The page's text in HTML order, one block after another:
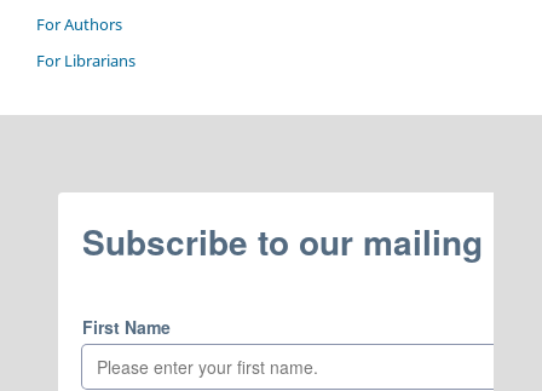
For Authors
For Librarians